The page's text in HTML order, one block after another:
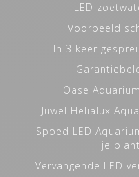
LED
Voorbeeld
In 3 keer
Oase
Juwel Helialux
Spoed LED
je
Vervangende LED